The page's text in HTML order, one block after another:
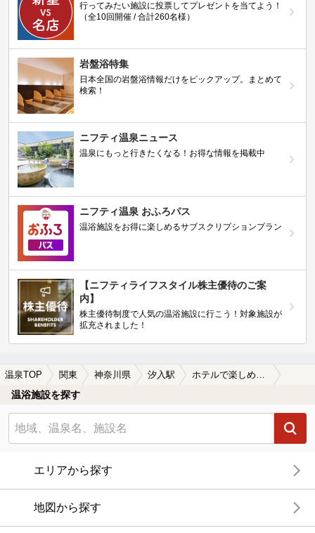
行ってみたい施設に投票してプレゼントを当てよう！
（全10回開催 / 合計260名様）
岩盤浴特集
日本全国の岩盤浴情報だけをピックアップ。まとめて
検索！
ニフティ温泉ニュース
温泉にもっと行きたくなる！お得な情報を掲載中
ニフティ温泉 おふろパス
温浴施設をお得に楽しめるサブスクリプションプラン
【ニフティライフスタイル株主優待のご案
内】
株主優待制度で人気の温浴施設に行こう！対象施設が
拡充されました！
温泉TOP 関東 神奈川県 汐入駅 ホテルで楽しめる汐入駅近くの温泉、日帰り温泉、スーパー銭湯おすすめ
温浴施設を探す
エリアから探す
地図から探す